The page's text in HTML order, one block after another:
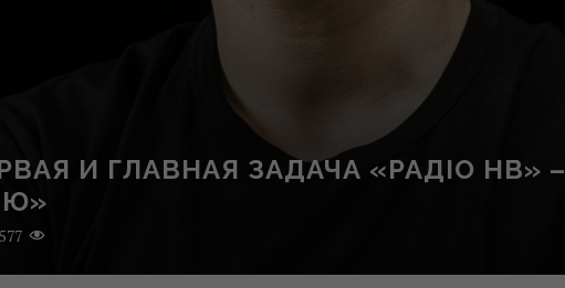
И ГЛАВНАЯ ЗАДАЧА «РАДІО НВ»